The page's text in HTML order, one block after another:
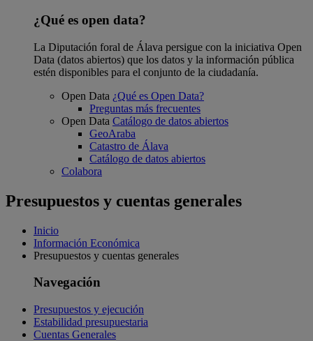
¿Qué es open data?
La Diputación foral de Álava persigue con la iniciativa Open
Data (datos abiertos) que los datos y la información pública
estén disponibles para el conjunto de la ciudadanía.
Open Data ¿Qué es Open Data?
Preguntas más frecuentes
Open Data Catálogo de datos abiertos
GeoAraba
Catastro de Álava
Catálogo de datos abiertos
Colabora
Presupuestos y cuentas generales
Inicio
Información Económica
Presupuestos y cuentas generales
Navegación
Presupuestos y ejecución
Estabilidad presupuestaria
Cuentas Generales